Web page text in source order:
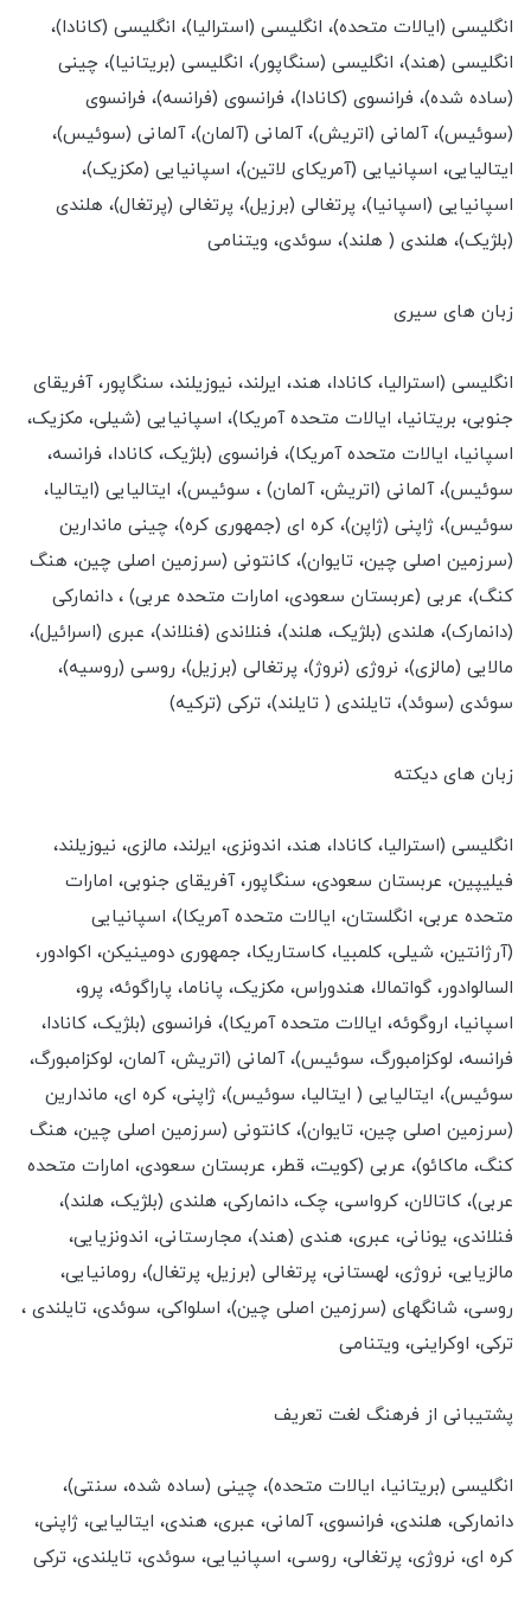
انگلیسی (ایالات متحده)، انگلیسی (استرالیا)، انگلیسی (کانادا)،
انگلیسی (هند)، انگلیسی (سنگاپور)، انگلیسی (بریتانیا)، چینی
(ساده شده)، فرانسوی (کانادا)، فرانسوی (فرانسه)، فرانسوی
(سوئیس)، آلمانی (اتریش)، آلمانی (آلمان)، آلمانی (سوئیس)،
ایتالیایی، اسپانیایی (آمریکای لاتین)، اسپانیایی (مکزیک)،
اسپانیایی (اسپانیا)، پرتغالی (برزیل)، پرتغالی (پرتغال)، هلندی
(بلژیک)، هلندی ( هلند)، سوئدی، ویتنامی
زبان های سیری
انگلیسی (استرالیا، کانادا، هند، ایرلند، نیوزیلند، سنگاپور، آفریقای
جنوبی، بریتانیا، ایالات متحده آمریکا)، اسپانیایی (شیلی، مکزیک،
اسپانیا، ایالات متحده آمریکا)، فرانسوی (بلژیک، کانادا، فرانسه،
سوئیس)، آلمانی (اتریش، آلمان) ، سوئیس)، ایتالیایی (ایتالیا،
سوئیس)، ژاپنی (ژاپن)، کره ای (جمهوری کره)، چینی ماندارین
(سرزمین اصلی چین، تایوان)، کانتونی (سرزمین اصلی چین، هنگ
کنگ)، عربی (عربستان سعودی، امارات متحده عربی) ، دانمارکی
(دانمارک)، هلندی (بلژیک، هلند)، فنلاندی (فنلاند)، عبری (اسرائیل)،
مالایی (مالزی)، نروژی (نروژ)، پرتغالی (برزیل)، روسی (روسیه)،
سوئدی (سوئد)، تایلندی ( تایلند)، ترکی (ترکیه)
زبان های دیکته
انگلیسی (استرالیا، کانادا، هند، اندونزی، ایرلند، مالزی، نیوزیلند،
فیلیپین، عربستان سعودی، سنگاپور، آفریقای جنوبی، امارات
متحده عربی، انگلستان، ایالات متحده آمریکا)، اسپانیایی
(آرژانتین، شیلی، کلمبیا، کاستاریکا، جمهوری دومینیکن، اکوادور،
السالوادور، گواتمالا، هندوراس، مکزیک، پاناما، پاراگوئه، پرو،
اسپانیا، اروگوئه، ایالات متحده آمریکا)، فرانسوی (بلژیک، کانادا،
فرانسه، لوکزامبورگ، سوئیس)، آلمانی (اتریش، آلمان، لوکزامبورگ،
سوئیس)، ایتالیایی ( ایتالیا، سوئیس)، ژاپنی، کره ای، ماندارین
(سرزمین اصلی چین، تایوان)، کانتونی (سرزمین اصلی چین، هنگ
کنگ، ماکائو)، عربی (کویت، قطر، عربستان سعودی، امارات متحده
عربی)، کاتالان، کرواسی، چک، دانمارکی، هلندی (بلژیک، هلند)،
فنلاندی، یونانی، عبری، هندی (هند)، مجارستانی، اندونزیایی،
مالزیایی، نروژی، لهستانی، پرتغالی (برزیل، پرتغال)، رومانیایی،
روسی، شانگهای (سرزمین اصلی چین)، اسلواکی، سوئدی، تایلندی ،
ترکی، اوکراینی، ویتنامی
پشتیبانی از فرهنگ لغت تعریف
انگلیسی (بریتانیا، ایالات متحده)، چینی (ساده شده، سنتی)،
دانمارکی، هلندی، فرانسوی، آلمانی، عبری، هندی، ایتالیایی، ژاپنی،
کره ای، نروژی، پرتغالی، روسی، اسپانیایی، سوئدی، تایلندی، ترکی